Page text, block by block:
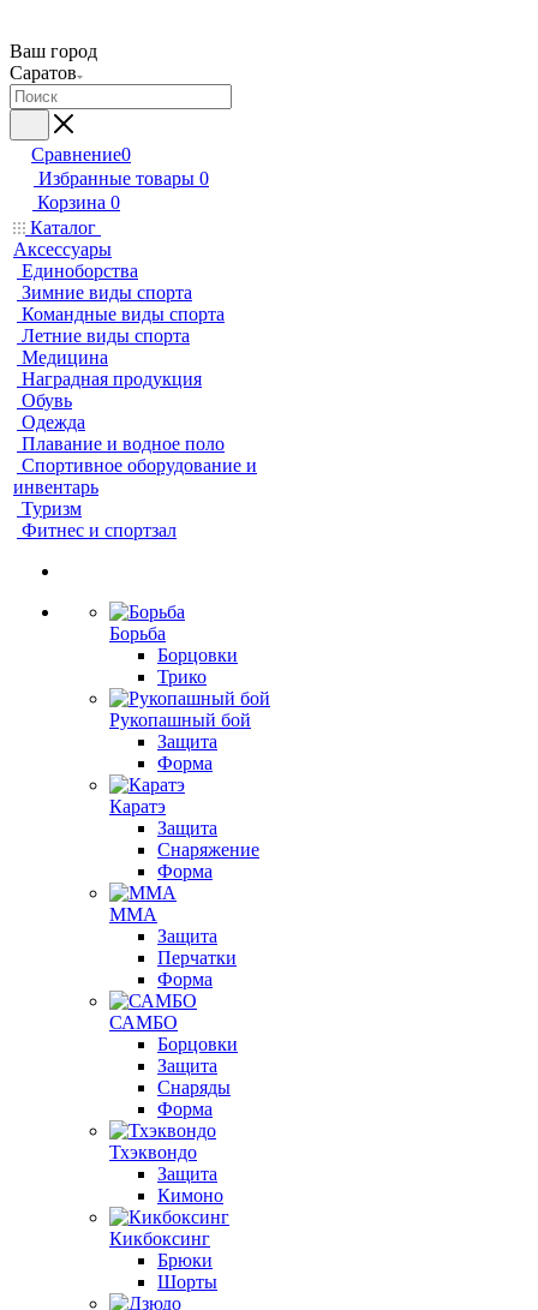
Ваш город
Саратов
Сравнение0
Избранные товары 0
Корзина 0
Каталог
Аксессуары
Единоборства
Зимние виды спорта
Командные виды спорта
Летние виды спорта
Медицина
Наградная продукция
Обувь
Одежда
Плавание и водное поло
Спортивное оборудование и
инвентарь
Туризм
Фитнес и спортзал
Борьба
Борцовки
Трико
Рукопашный бой
Защита
Форма
Каратэ
Защита
Снаряжение
Форма
ММА
Защита
Перчатки
Форма
САМБО
Борцовки
Защита
Снаряды
Форма
Тхэквондо
Защита
Кимоно
Кикбоксинг
Брюки
Шорты